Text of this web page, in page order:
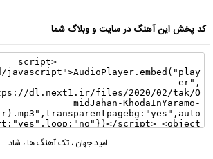
کد پخش این آهنگ در سایت و وبلاگ شما
امید جهان ، تک آهنگ ها، شاد